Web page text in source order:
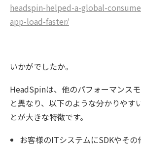
headspin-helped-a-global-
app-load-faster/
いかがでしたか。
HeadSpinは、他のパフォーマンス
と異なり、以下のような分かりやす
とが大きな特徴です。
お客様のITシステムにSDKやそ